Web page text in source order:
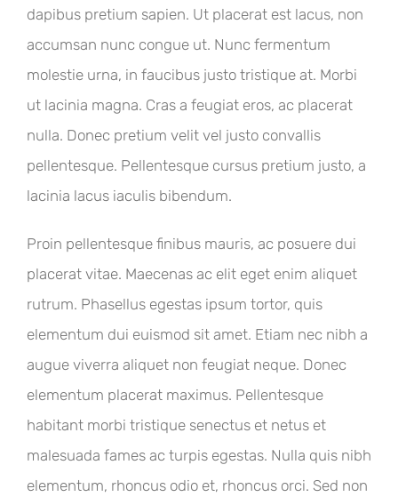
dapibus pretium sapien. Ut placerat est lacus, non
accumsan nunc congue ut. Nunc fermentum
molestie urna, in faucibus justo tristique at. Morbi
ut lacinia magna. Cras a feugiat eros, ac placerat
nulla. Donec pretium velit vel justo convallis
pellentesque. Pellentesque cursus pretium justo, a
lacinia lacus iaculis bibendum.
Proin pellentesque finibus mauris, ac posuere dui
placerat vitae. Maecenas ac elit eget enim aliquet
rutrum. Phasellus egestas ipsum tortor, quis
elementum dui euismod sit amet. Etiam nec nibh a
augue viverra aliquet non feugiat neque. Donec
elementum placerat maximus. Pellentesque
habitant morbi tristique senectus et netus et
malesuada fames ac turpis egestas. Nulla quis nibh
elementum, rhoncus odio et, rhoncus orci. Sed non